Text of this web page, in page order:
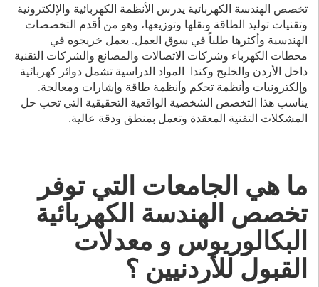
تخصص الهندسة الكهربائية يدرس الأنظمة الكهربائية والإلكترونية
وتقنيات توليد الطاقة ونقلها وتوزيعها، وهو من أقدم التخصصات
الهندسية وأكثرها طلباً في سوق العمل. يعمل خريجوه في
محطات الكهرباء وشركات الاتصالات والمصانع والشركات التقنية
داخل الأردن والخليج وكندا. المواد الدراسية تشمل دوائر كهربائية
وإلكترونيات وأنظمة تحكم وأنظمة طاقة وإشارات ومعالجة.
يناسب هذا التخصص الشخصية الواقعية التحقيقية التي تحب حل
المشكلات التقنية المعقدة وتعمل بمنطق ودقة عالية.
ما هي الجامعات التي توفر
تخصص الهندسة الكهربائية
البكالوريوس و معدلات
القبول للأردنيين ؟